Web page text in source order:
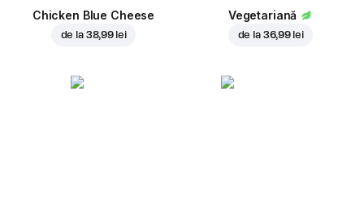
Chicken Blue Cheese
de la 38,99 lei
Vegetariană
de la 36,99 lei